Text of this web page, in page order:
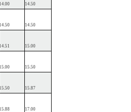
14.00 14.50
14.50 14.50
14.51 15.00
15.00 15.50
15.50 15.87
15.88 17.00